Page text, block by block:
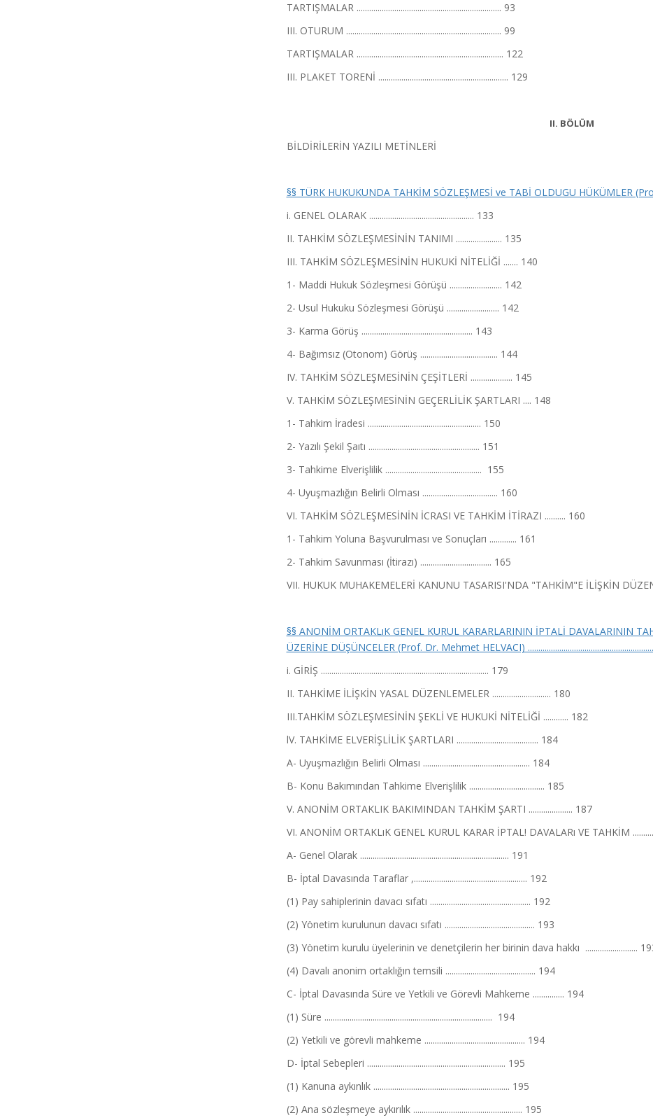
TARTIŞMALAR ..................................................................... 93
III. OTURUM .......................................................................... 99
TARTIŞMALAR ...................................................................... 122
III. PLAKET TORENİ .............................................................. 129
II. BÖLÜM
BİLDİRİLERİN YAZILI METİNLERİ
§§ TÜRK HUKUKUNDA TAHKİM SÖZLEŞMESİ ve TABİ OLDUGU HÜKÜMLER
i. GENEL OLARAK .................................................. 133
II. TAHKİM SÖZLEŞMESİNİN TANIMI ...................... 135
III. TAHKİM SÖZLEŞMESİNİN HUKUKİ NİTELİĞİ ....... 140
1- Maddi Hukuk Sözleşmesi Görüşü ......................... 142
2- Usul Hukuku Sözleşmesi Görüşü ......................... 142
3- Karma Görüş ..................................................... 143
4- Bağımsız (Otonom) Görüş ..................................... 144
IV. TAHKİM SÖZLEŞMESİNİN ÇEŞİTLERİ .................... 145
V. TAHKİM SÖZLEŞMESİNİN GEÇERLİLİK ŞARTLARI .... 148
1- Tahkim İradesi ...................................................... 150
2- Yazılı Şekil Şaıtı ..................................................... 151
3- Tahkime Elverişlilik .............................................. 155
4- Uyuşmazlığın Belirli Olması .................................... 160
VI. TAHKİM SÖZLEŞMESİNİN İCRASI VE TAHKİM İTİRAZI .......... 160
1- Tahkim Yoluna Başvurulması ve Sonuçları ............. 161
2- Tahkim Savunması (İtirazı) .................................. 165
VII. HUKUK MUHAKEMELERİ KANUNU TASARISI'NDA "TAHKİM"E İLİŞKİN
§§ ANONİM ORTAKLıK GENEL KURUL KARARLARININ İPTALİ DAVALARININ
ÜZERİNE DÜŞÜNCELER (Prof. Dr. Mehmet HELVACI)
i. GİRİŞ ................................................................................ 179
II. TAHKİME İLİŞKİN YASAL DÜZENLEMELER ............................ 180
III.TAHKİM SÖZLEŞMESİNİN ŞEKLİ VE HUKUKİ NİTELİĞİ ............ 182
lV. TAHKİME ELVERİŞLİLİK ŞARTLARI ....................................... 184
A- Uyuşmazlığın Belirli Olması ................................................... 184
B- Konu Bakımından Tahkime Elverişlilik .................................... 185
V. ANONİM ORTAKLIK BAKIMINDAN TAHKİM ŞARTI ..................... 187
VI. ANONİM ORTAKLıK GENEL KURUL KARAR İPTAL! DAVALARı VE TAHKİM
A- Genel Olarak ....................................................................... 191
B- İptal Davasında Taraflar ,...................................................... 192
(1) Pay sahiplerinin davacı sıfatı ................................................ 192
(2) Yönetim kurulunun davacı sıfatı ........................................... 193
(3) Yönetim kurulu üyelerinin ve denetçilerin her birinin dava hakkı .........................
(4) Davalı anonim ortaklığın temsili ........................................... 194
C- İptal Davasında Süre ve Yetkili ve Görevli Mahkeme ............... 194
(1) Süre ................................................................................ 194
(2) Yetkili ve görevli mahkeme ................................................ 194
D- İptal Sebepleri .................................................................. 195
(1) Kanuna aykınlık ................................................................. 195
(2) Ana sözleşmeye aykırılık .................................................... 195